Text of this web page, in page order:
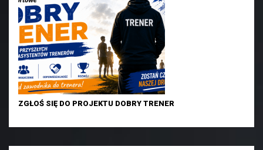
ZGŁOŚ SIĘ DO PROJEKTU DOBRY TRENER